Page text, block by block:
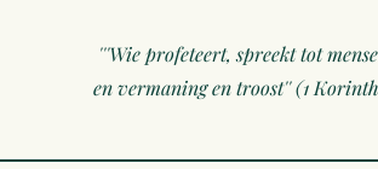
'''Wie profeteert, spreekt tot
en vermaning en troost'' (1